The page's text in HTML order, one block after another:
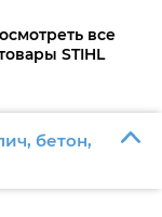
все
STIHL
бетон,